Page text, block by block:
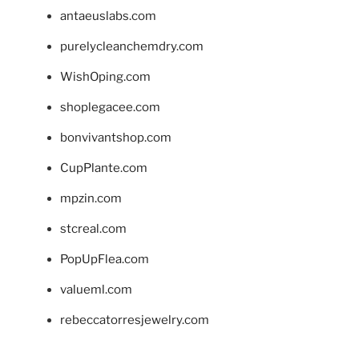
antaeuslabs.com
purelycleanchemdry.com
WishOping.com
shoplegacee.com
bonvivantshop.com
CupPlante.com
mpzin.com
stcreal.com
PopUpFlea.com
valueml.com
rebeccatorresjewelry.com